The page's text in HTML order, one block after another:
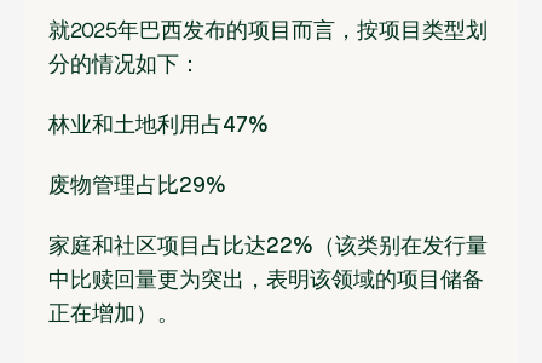
就2025年巴西发布的项目而言，按项目类型划
分的情况如下：
林业和土地利用占47%
废物管理占比29%
家庭和社区项目占比达22% （该类别在发行量
中比赎回量更为突出，表明该领域的项目储备
正在增加）。